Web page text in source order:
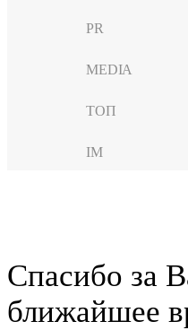
PR
MEDIA
ТОП
IM
Cпасибо за
ближайшее